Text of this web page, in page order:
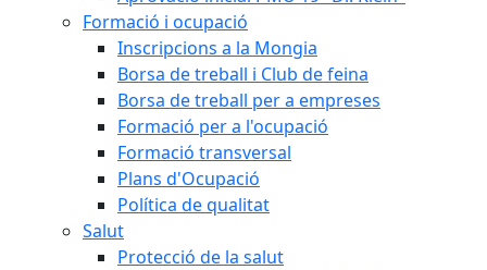
Formació i ocupació
Inscripcions a la Mongia
Borsa de treball i Club de feina
Borsa de treball per a empreses
Formació per a l'ocupació
Formació transversal
Plans d'Ocupació
Política de qualitat
Salut
Protecció de la salut